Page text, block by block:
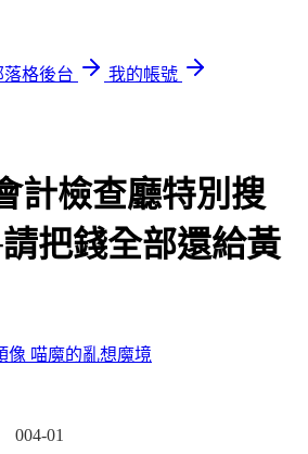
格後台
我的帳號
計檢查廳特別搜
把錢全部還給黃
喵魔的亂想魔境